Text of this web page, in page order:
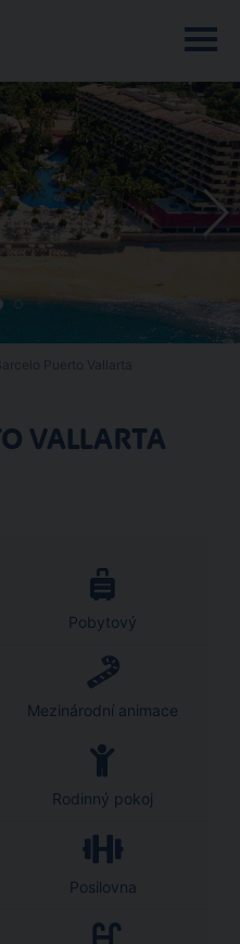
VALLARTA
Pobytový
Mezinárodní animace
Rodinný pokoj
Posilovna